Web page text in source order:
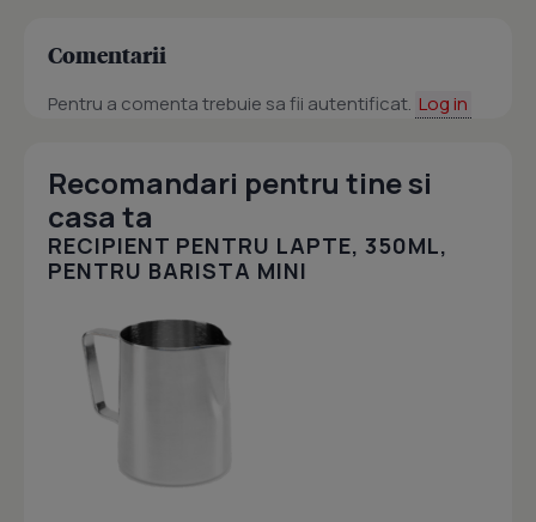
Comentarii
Pentru a comenta trebuie sa fii autentificat. Log in
Recomandari pentru tine si
casa ta
RECIPIENT PENTRU LAPTE, 350ML,
PENTRU BARISTA MINI